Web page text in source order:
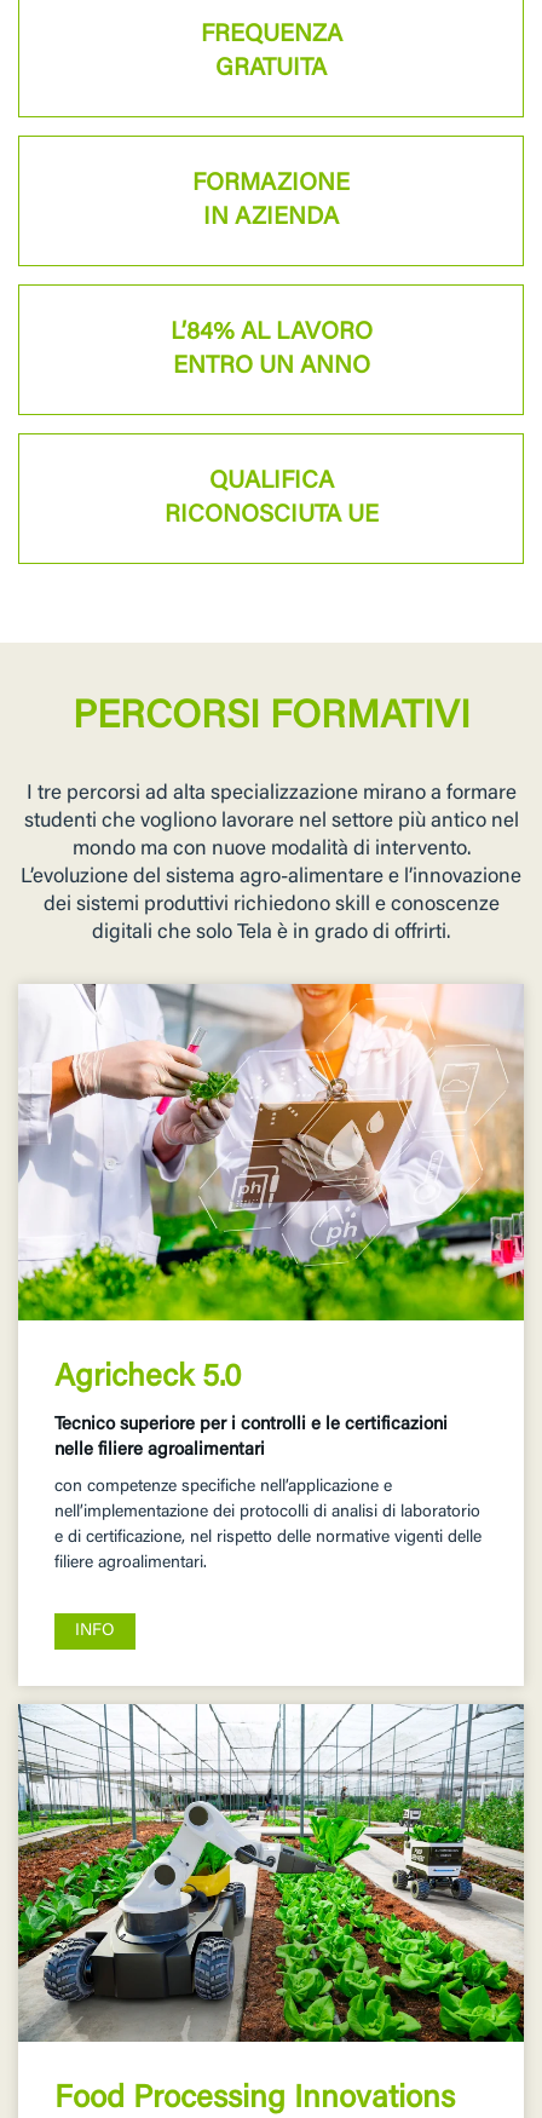
FREQUENZA
GRATUITA
FORMAZIONE
IN AZIENDA
L’84% AL LAVORO
ENTRO UN ANNO
QUALIFICA
RICONOSCIUTA UE
PERCORSI FORMATIVI
I tre percorsi ad alta specializzazione mirano a formare
studenti che vogliono lavorare nel settore più antico nel
mondo ma con nuove modalità di intervento.
L’evoluzione del sistema agro-alimentare e l’innovazione
dei sistemi produttivi richiedono skill e conoscenze
digitali che solo Tela è in grado di offrirti.
Agricheck 5.0
Tecnico superiore per i controlli e le certificazioni
nelle filiere agroalimentari
con competenze specifiche nell’applicazione e
nell’implementazione dei protocolli di analisi di laboratorio
e di certificazione, nel rispetto delle normative vigenti delle
filiere agroalimentari.
INFO
Food Processing Innovations